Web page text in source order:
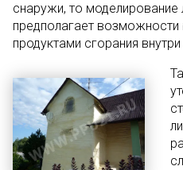
снаружи, то
предполагает возможности
продуктами сгорания